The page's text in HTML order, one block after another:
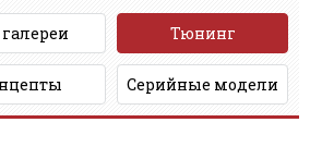
Тюнинг
Серийные модели